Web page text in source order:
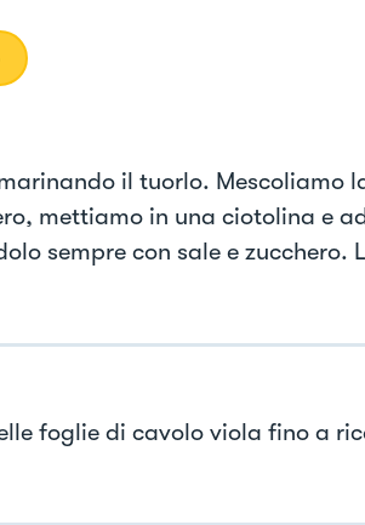
il tuorlo. Mescoliamo
mettiamo in una ciotolina e
sempre con sale e zucchero.
foglie di cavolo viola fino a